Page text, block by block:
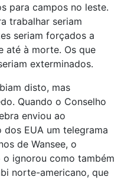
para campos no leste.
trabalhar seriam
seriam forçados a
até à morte. Os que
exterminados.
disto, mas
Quando o Conselho
enviou ao
EUA um telegrama
de Wansee, o
ignorou como também
norte-americano, que